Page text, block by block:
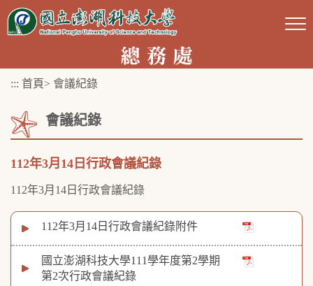
跳
::: 首頁> 會議紀錄
會議紀錄
112年3月14日行政會議紀錄
112年3月14日行政會議紀錄
112年3月14日行政會議紀錄附件
國立澎湖科技大學111學年度第2學期
第2次行政會議紀錄